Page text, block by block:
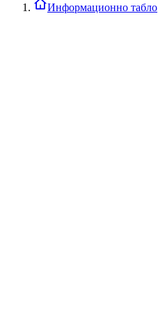
Информационно табло